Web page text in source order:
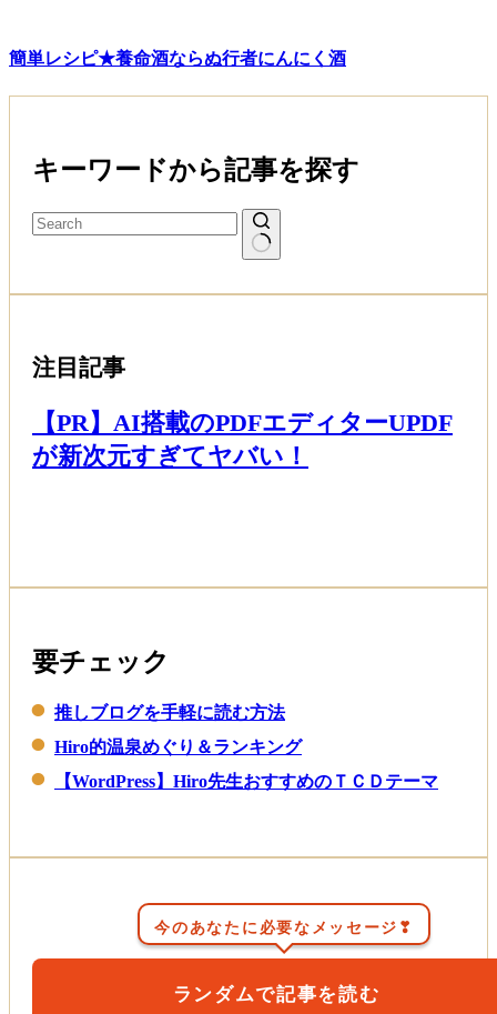
簡単レシピ★養命酒ならぬ行者にんにく酒
キーワードから記事を探す
注目記事
【PR】AI搭載のPDFエディターUPDF
が新次元すぎてヤバい！
要チェック
推しブログを手軽に読む方法
Hiro的温泉めぐり＆ランキング
【WordPress】Hiro先生おすすめのＴＣＤテーマ
今のあなたに必要なメッセージ❣
ランダムで記事を読む